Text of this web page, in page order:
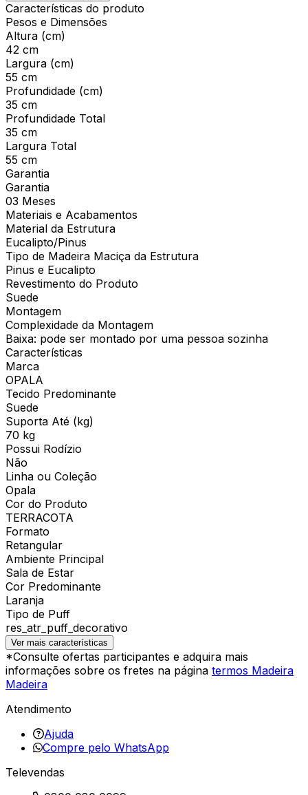
Características do produto
Pesos e Dimensões
Altura (cm)
42 cm
Largura (cm)
55 cm
Profundidade (cm)
35 cm
Profundidade Total
35 cm
Largura Total
55 cm
Garantia
Garantia
03 Meses
Materiais e Acabamentos
Material da Estrutura
Eucalipto/Pinus
Tipo de Madeira Maciça da Estrutura
Pinus e Eucalipto
Revestimento do Produto
Suede
Montagem
Complexidade da Montagem
Baixa: pode ser montado por uma pessoa sozinha
Características
Marca
OPALA
Tecido Predominante
Suede
Suporta Até (kg)
70 kg
Possui Rodízio
Não
Linha ou Coleção
Opala
Cor do Produto
TERRACOTA
Formato
Retangular
Ambiente Principal
Sala de Estar
Cor Predominante
Laranja
Tipo de Puff
res_atr_puff_decorativo
Ver mais características
*Consulte ofertas participantes e adquira mais
informações sobre os fretes na página termos Madeira
Madeira
Atendimento
Ajuda
Compre pelo WhatsApp
Televendas